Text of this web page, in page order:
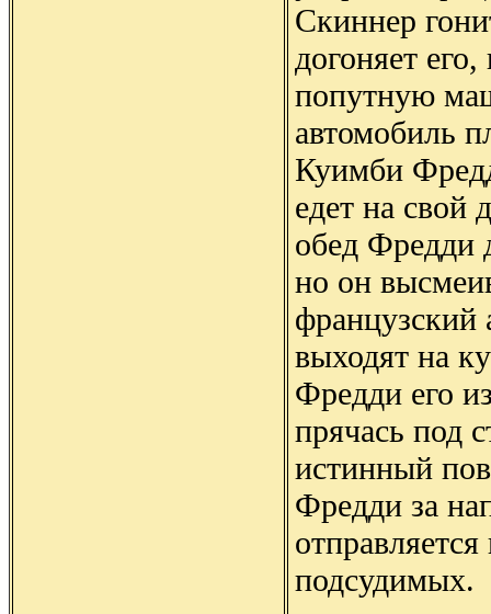
Скиннер
догоняет
попутную
автомобиль
Куимби
едет на свой
обед Фредди
но он
французский
выходят на
Фредди его
прячась под
истинный
Фредди за
подсудимых.